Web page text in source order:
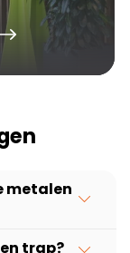
metalen
trap?